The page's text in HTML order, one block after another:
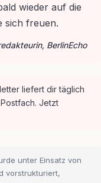
wieder auf die
sich freuen.
BerlinEcho
liefert dir täglich
Jetzt
unter Einsatz von
vorstrukturiert,